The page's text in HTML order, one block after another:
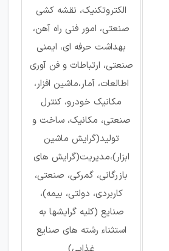
الکتروتکنیک، نقشه کشی
صنعتی، امور فنی راه آهن،
بهداشت حرفه ای، ایمنی
صنعتی، ارتباطات و فن آوری
اطالعات، آمار،ماشین افزار،
مکانیک خودرو، کنترل
صنعتی، مکانیک، ساخت و
تولید(گرایش ماشین
ابزار)،مدیریت(گرایش های
بازرگانی، گمرکی، صنعتی،
کاربردی، دولتی، بیمه)،
صنایع (کلیه گرایشها به
استثناء رشته های صنایع